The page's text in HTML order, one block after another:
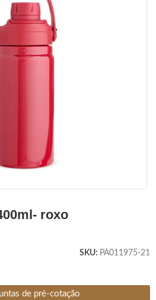
roxo
SKU: PA011975-21
de pré-cotação